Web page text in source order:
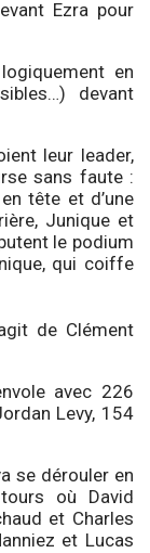
Ezra pour
en
devant
leur leader,
sans faute :
tête et d’une
Junique et
le podium
qui coiffe
de Clément
avec 226
Levy, 154
se dérouler en
où David
et Charles
et Lucas